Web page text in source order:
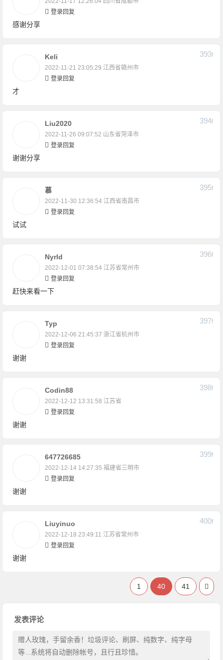
登录回复
感谢分享
Keli
2022-11-21 23:05:29 江西省赣州市
393F
登录回复
才
Liu2020
2022-11-26 09:07:52 山东省菏泽市
394F
登录回复
谢谢分享
慕
2022-11-30 12:36:54 江西省南昌市
395F
登录回复
试试
Nyrld
2022-12-01 07:38:54 江苏省常州市
396F
登录回复
赶快来看一下
Typ
2022-12-06 21:45:37 浙江省杭州市
397F
登录回复
谢谢
Codin88
2022-12-12 13:31:58 江苏省
398F
登录回复
谢谢
647726685
2022-12-14 14:27:35 福建省三明市
399F
登录回复
谢谢
Liuyinuo
2022-12-18 23:49:11 江苏省常州市
400F
登录回复
谢谢
1 40 41
发表评论